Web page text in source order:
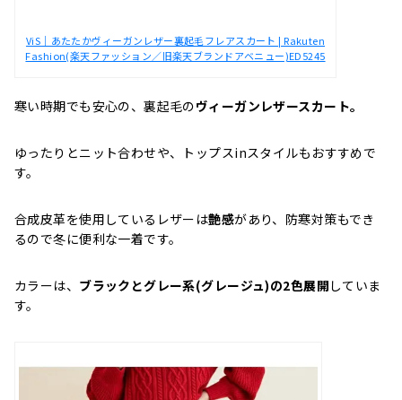
ViS｜あたたかヴィーガンレザー裏起毛フレアスカート | Rakuten
Fashion(楽天ファッション／旧楽天ブランドアベニュー)ED5245
寒い時期でも安心の、裏起毛のヴィーガンレザースカート。
ゆったりとニット合わせや、トップスinスタイルもおすすめで
す。
合成皮革を使用しているレザーは艶感があり、防寒対策もでき
るので冬に便利な一着です。
カラーは、 ブラックとグレー系(グレージュ)の2色展開 していま
す。